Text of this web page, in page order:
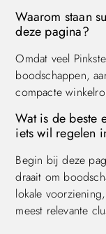
Waarom staan
deze pagina?
Omdat veel
boodschappen,
compacte
Wat is de beste
iets wil regelen
Begin bij deze
draait om
lokale
meest relevante